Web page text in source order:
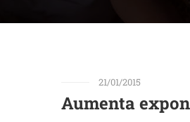
21/01/2015
Aumenta